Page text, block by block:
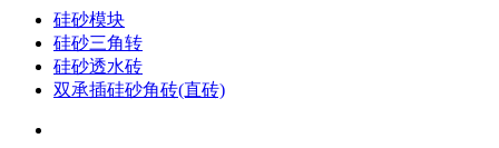
硅砂模块
硅砂三角转
硅砂透水砖
双承插硅砂角砖(直砖)